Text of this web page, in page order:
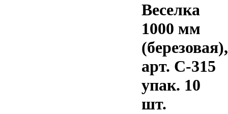
Веселка
1000 мм
(березовая),
арт. С-315
упак. 10
шт.